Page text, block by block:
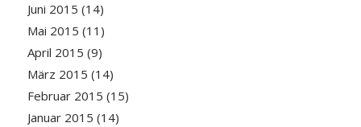
Juni 2015 (14)
Mai 2015 (11)
April 2015 (9)
März 2015 (14)
Februar 2015 (15)
Januar 2015 (14)